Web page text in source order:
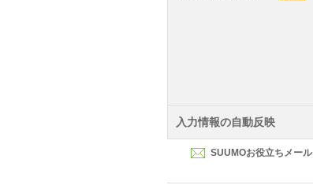
入力情報の自動反映
SUUMOお役立ちメール